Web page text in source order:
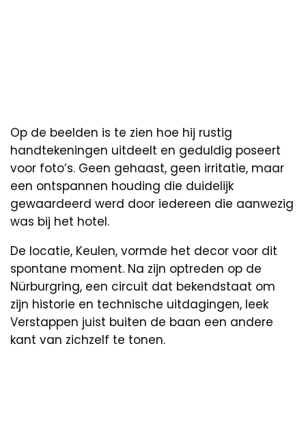
Op de beelden is te zien hoe hij rustig
handtekeningen uitdeelt en geduldig poseert
voor foto’s. Geen gehaast, geen irritatie, maar
een ontspannen houding die duidelijk
gewaardeerd werd door iedereen die aanwezig
was bij het hotel.
De locatie, Keulen, vormde het decor voor dit
spontane moment. Na zijn optreden op de
Nürburgring, een circuit dat bekendstaat om
zijn historie en technische uitdagingen, leek
Verstappen juist buiten de baan een andere
kant van zichzelf te tonen.